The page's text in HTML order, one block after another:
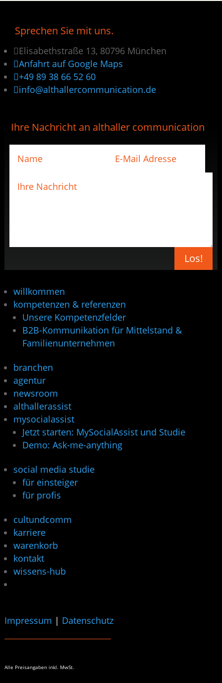
Sprechen Sie mit uns.
Elisabethstraße 13, 80796 München
Anfahrt auf Google Maps
+49 89 38 66 52 60
info@althallercommunication.de
Ihre Nachricht an althaller communication
Los!
willkommen
kompetenzen & referenzen
Unsere Kompetenzfelder
B2B-Kommunikation für Mittelstand &
Familienunternehmen
branchen
agentur
newsroom
althallerassist
mysocialassist
Jetzt starten: MySocialAssist und Studie
Demo: Ask-me-anything
social media studie
für einsteiger
für profis
cultundcomm
karriere
warenkorb
kontakt
wissens-hub
Impressum | Datenschutz
Alle Preisangaben inkl. MwSt.